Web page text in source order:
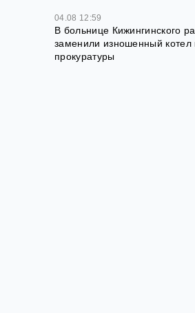
04.08 12:59
В больнице Кижингинского
заменили изношенный котел
прокуратуры